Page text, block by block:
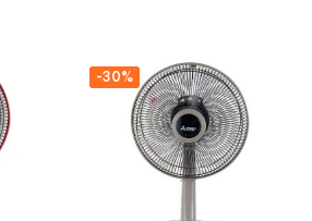
-30%